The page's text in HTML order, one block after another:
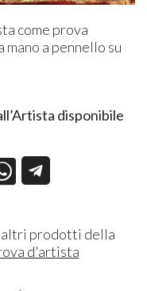
come prova
a pennello su
disponibile
altri prodotti della
d'artista